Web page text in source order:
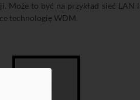
Może to być na przykład sieć LAN
technologię WDM.